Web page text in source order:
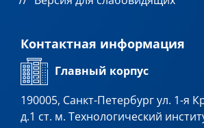
Контактная информация
Главный корпус
190005, Санкт-Петербург ул. 1-я
д.1 ст. м. Технологический